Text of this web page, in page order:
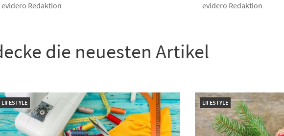
evidero Redaktion evidero Redaktion
die neuesten Artikel
LIFESTYLE LIFESTYLE